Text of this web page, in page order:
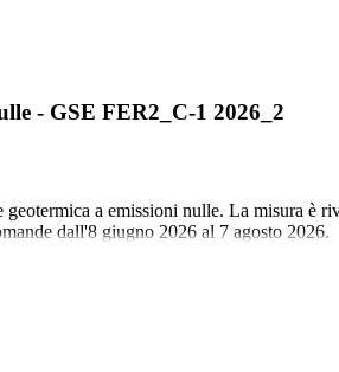
- GSE FER2_C-1 2026_2
a emissioni nulle. La misura è
dall'8 giugno 2026 al 7 agosto 2026.